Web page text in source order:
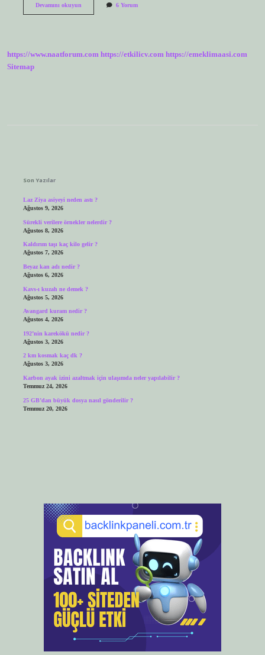
Devamını okuyunÇiçek
6 Yorum
https://www.naatforum.com https://etkilicv.com https://emeklimaasi.com
Sitemap
Son Yazılar
Laz Ziya asiyeyi neden astı ?
Ağustos 9, 2026
Sürekli verilere örnekler nelerdir ?
Ağustos 8, 2026
Kaldırım taşı kaç kilo gelir ?
Ağustos 7, 2026
Beyaz kan adı nedir ?
Ağustos 6, 2026
Kavs-ı kuzah ne demek ?
Ağustos 5, 2026
Avangard kuram nedir ?
Ağustos 4, 2026
192’nin karekökü nedir ?
Ağustos 3, 2026
2 km kosmak kaç dk ?
Ağustos 3, 2026
Karbon ayak izini azaltmak için ulaşımda neler yapılabilir ?
Temmuz 24, 2026
25 GB’dan büyük dosya nasıl gönderilir ?
Temmuz 20, 2026